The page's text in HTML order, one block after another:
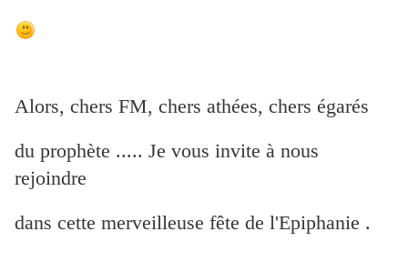
Alors, chers FM, chers athées, chers égarés
du prophète ..... Je vous invite à nous
rejoindre
dans cette merveilleuse fête de l'Epiphanie .